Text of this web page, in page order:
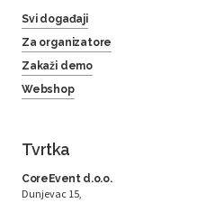
Svi događaji
Za organizatore
Zakaži demo
Webshop
Tvrtka
CoreEvent d.o.o.
Dunjevac 15,